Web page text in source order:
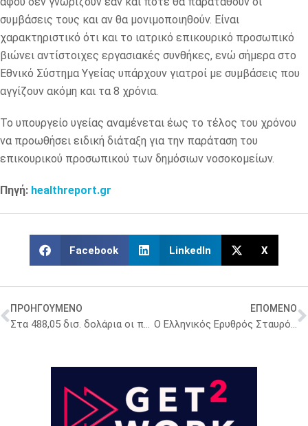
συμβάσεις τους και αν θα μονιμοποιηθούν. Είναι
χαρακτηριστικό ότι και το ιατρικό επικουρικό προσωπικό
βιώνει αντίστοιχες εργασιακές συνθήκες, ενώ σήμερα στο
Εθνικό Σύστημα Υγείας υπάρχουν γιατροί με συμβάσεις που
αγγίζουν ακόμη και τα 8 χρόνια.
Το υπουργείο υγείας αναμένεται έως το τέλος του χρόνου
να προωθήσει ειδική διάταξη για την παράταση του
επικουρικού προσωπικού των δημόσιων νοσοκομείων.
Πηγή: healthreport.gr
Facebook LinkedIn X
ΠΡΟΗΓΟΥΜΕΝΟ
Στα 488,05 δισ. δολάρια οι πωλήσεις συνταγογραφούμενων φαρμάκων στην Ευρώπη το 2024
ΕΠΟΜΕΝΟ
Ο Ελληνικός Ερυθρός Σταυρός (Ε.Ε.Σ) και ο Σύνδεσμος Φαρμακευτικών Επιχειρήσεων Ελλάδος (ΣΦΕΕ) υποστηρίζουν ευάλωτους συνανθρώπους μας στη Λαμία, στο πλαίσιο της κοινωνικής πρωτοβουλίας «προΣfΕΕρουμε»